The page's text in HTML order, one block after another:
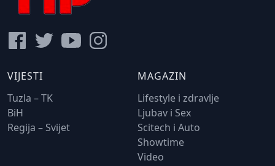
VIJESTI
Tuzla – TK
BiH
Regija – Svijet
MAGAZIN
Lifestyle i zdravlje
Ljubav i Sex
Scitech i Auto
Showtime
Video